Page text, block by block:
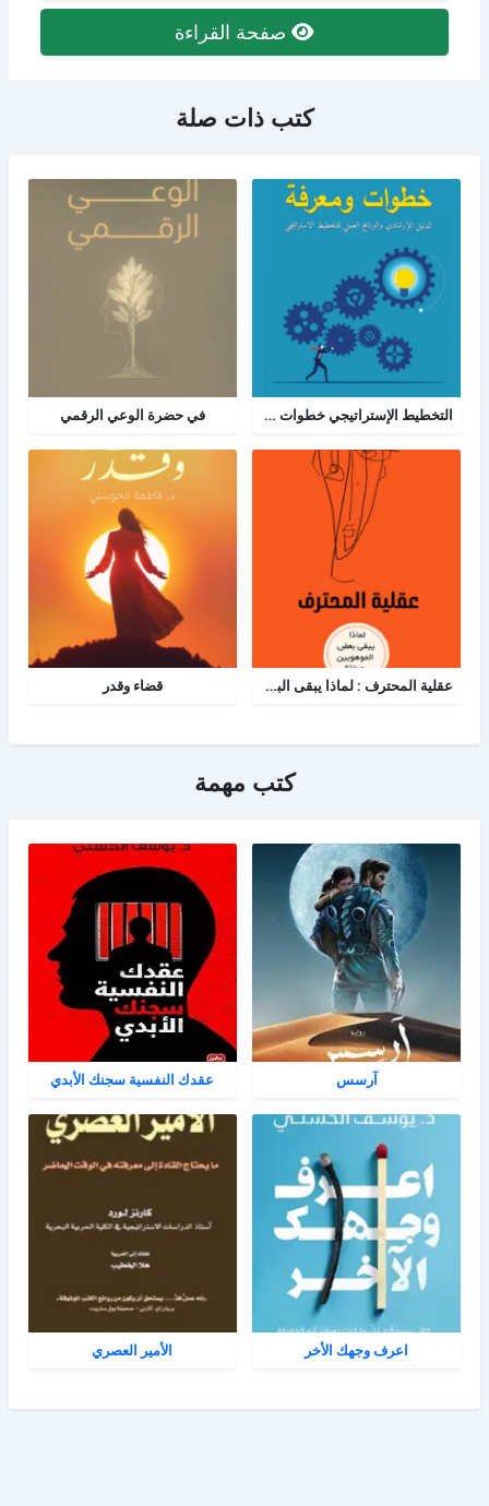
صفحة القراءة
كتب ذات صلة
التخطيط الإستراتيجي خطوات ومعرفة: الدليل الإرشادي والبرنامج العملي للتخطيط في حضرة الوعي الرقمي
عقلية المحترف : لماذا يبقى البعض هواة رغم الموهبة؟ قضاء وقدر
كتب مهمة
آرسس عقدك النفسية سجنك الأبدي
اعرف وجهك الأخر الأمير العصري